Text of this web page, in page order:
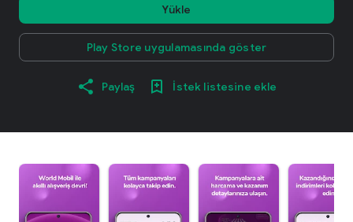
Yükle
Play Store uygulamasında göster
Paylaş İstek listesine ekle